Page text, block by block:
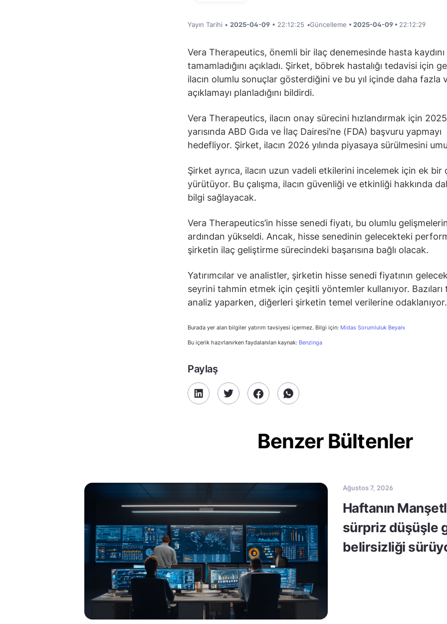
Yayın Tarihi • 2025-04-09 • 22:12:25 •Güncelleme • 2025-04-09 • 22:12:29
Vera Therapeutics, önemli bir ilaç denemesinde hasta kaydını
tamamladığını açıkladı. Şirket, böbrek hastalığı tedavisi için
ilacın olumlu sonuçlar gösterdiğini ve bu yıl içinde daha fazla
açıklamayı planladığını bildirdi.
Vera Therapeutics, ilacın onay sürecini hızlandırmak için
yarısında ABD Gıda ve İlaç Dairesi’ne (FDA) başvuru yapmayı
hedefliyor. Şirket, ilacın 2026 yılında piyasaya sürülmesini
Şirket ayrıca, ilacın uzun vadeli etkilerini incelemek için ek bir
yürütüyor. Bu çalışma, ilacın güvenliği ve etkinliği hakkında
bilgi sağlayacak.
Vera Therapeutics’in hisse senedi fiyatı, bu olumlu
ardından yükseldi. Ancak, hisse senedinin gelecekteki
şirketin ilaç geliştirme sürecindeki başarısına bağlı olacak.
Yatırımcılar ve analistler, şirketin hisse senedi fiyatının
seyrini tahmin etmek için çeşitli yöntemler kullanıyor. Bazıları
analiz yaparken, diğerleri şirketin temel verilerine odaklanıyor.
Burada yer alan bilgiler yatırım tavsiyesi içermez. Bilgi için: Midas Sorumluluk Beyanı
Bu içerik hazırlanırken faydalanılan kaynak: Benzinga
Paylaş
Benzer Bültenler
Ağustos 7, 2026
Haftanın
sürpriz düşüşle
belirsizliği